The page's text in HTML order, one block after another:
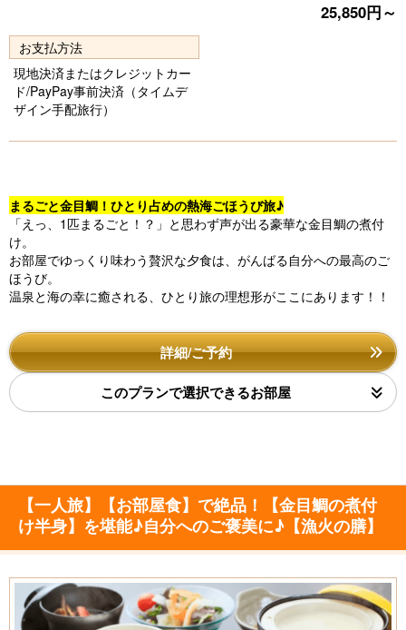
u
s
25,850円～
お支払方法
現地決済またはクレジットカー
ド/PayPay事前決済（タイムデ
ザイン手配旅行）
まるごと金目鯛！ひとり占めの熱海ごほうび旅♪
「えっ、1匹まるごと！？」と思わず声が出る豪華な金目鯛の煮付
け。
お部屋でゆっくり味わう贅沢な夕食は、がんばる自分への最高のご
ほうび。
温泉と海の幸に癒される、ひとり旅の理想形がここにあります！！
詳細/ご予約
このプランで選択できるお部屋
【一人旅】【お部屋食】で絶品！【金目鯛の煮付
け半身】を堪能♪自分へのご褒美に♪【漁火の膳】